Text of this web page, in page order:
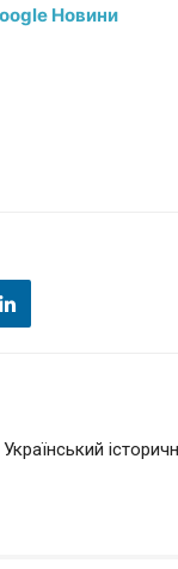
Новини
Український